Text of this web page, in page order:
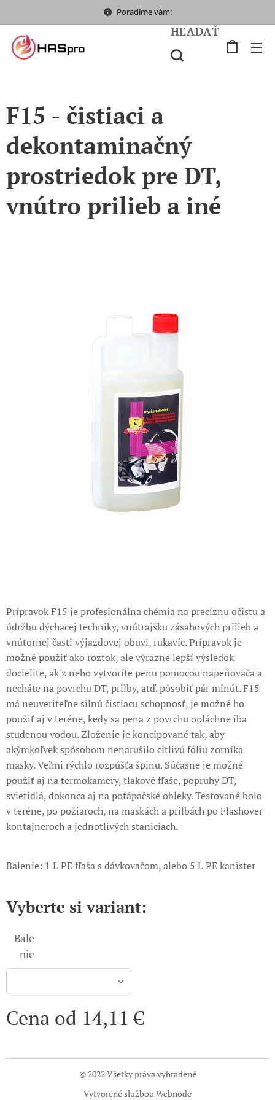
Poradíme vám:
HĽADAŤ
F15 - čistiaci a
dekontaminačný
prostriedok pre DT,
vnútro prilieb a iné
Prípravok F15 je profesionálna chémia na precíznu očistu a
údržbu dýchacej techniky, vnútrajšku zásahových prilieb a
vnútornej časti výjazdovej obuvi, rukavíc. Prípravok je
možné použiť ako roztok, ale výrazne lepší výsledok
docielite, ak z neho vytvoríte penu pomocou napeňovača a
necháte na povrchu DT, prilby, atď. pôsobiť pár minút. F15
má neuveriteľne silnú čistiacu schopnosť, je možné ho
použiť aj v teréne, kedy sa pena z povrchu opláchne iba
studenou vodou. Zloženie je koncipované tak, aby
akýmkoľvek spôsobom nenarušilo citlivú fóliu zorníka
masky. Veľmi rýchlo rozpúšťa špinu. Súčasne je možné
použiť aj na termokamery, tlakové fľaše, popruhy DT,
svietidlá, dokonca aj na potápačské obleky. Testované bolo
v teréne, po požiaroch, na maskách a prilbách po Flashover
kontajneroch a jednotlivých staniciach.
Balenie: 1 L PE fľaša s dávkovačom, alebo 5 L PE kanister
Vyberte si variant:
Bale
nie
Cena od 14,11 €
© 2022 Všetky práva vyhradené
Vytvorené službouWebnode